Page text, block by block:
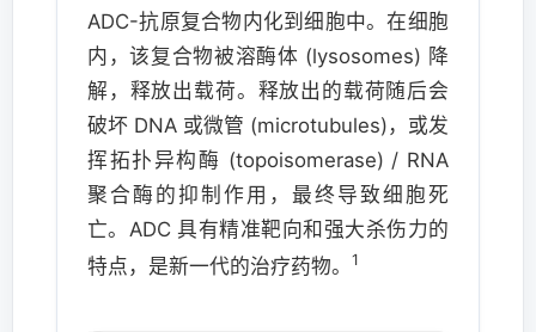
ADC-抗原复合物内化到细胞中。在细胞
内，该复合物被溶酶体 (lysosomes) 降
解，释放出载荷。释放出的载荷随后会
破坏 DNA 或微管 (microtubules)，或发
挥拓扑异构酶 (topoisomerase) / RNA
聚合酶的抑制作用，最终导致细胞死
亡。ADC 具有精准靶向和强大杀伤力的
特点，是新一代的治疗药物。
1